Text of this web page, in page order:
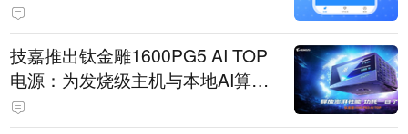
技嘉推出钛金雕1600PG5 AI TOP
电源：为发烧级主机与本地AI算力
打造旗舰供电方案